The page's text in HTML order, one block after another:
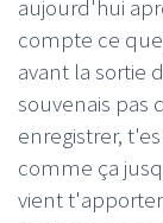
aujourd'hui
compte ce que
avant la sortie
souvenais pas
enregistrer,
comme ça
vient